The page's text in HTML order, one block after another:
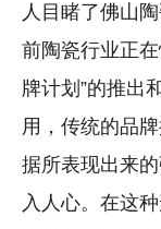
人目睹了佛山
前陶瓷行业正
牌计划”的推出
用，传统的品
据所表现出来
入人心。在这